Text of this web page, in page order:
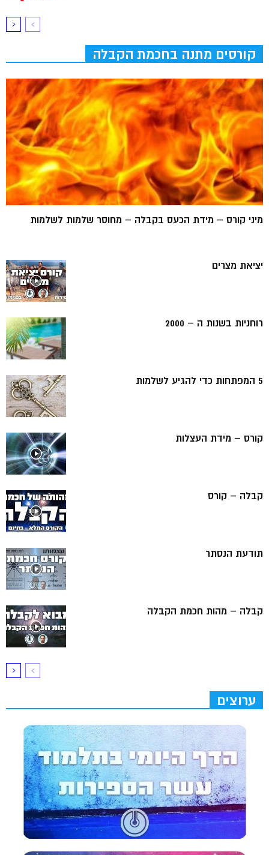
קורסים מתנה בחכמת הקבלה
מיני קורס – מידת הכעס בקבלה – מחוסר שלמות לשלמות
יציאת מצרים
רוחניות בשנות ה – 2000
5 המפתחות כדי להגיע לשלמות
קורס – מידת העצלות
קבלה – קורס
תודעת הנסתר
קבלה – מהות חכמת הקבלה
ערוצים